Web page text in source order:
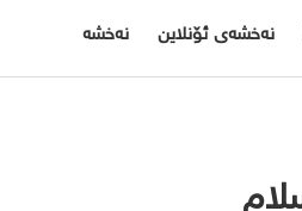
نەخشەی ئۆنلاین نەخشە